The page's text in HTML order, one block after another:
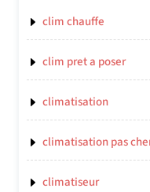
clim chauffe
clim pret a poser
climatisation
climatisation pas
climatiseur